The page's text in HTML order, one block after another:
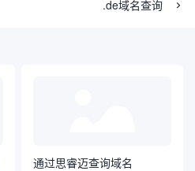
.de域名查询
通过思睿迈查询域名